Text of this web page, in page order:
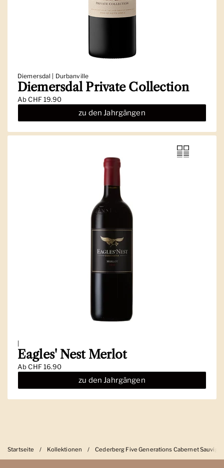
Diemersdal | Durbanville
Diemersdal Private Collection
AbCHF 19.90
zu den Jahrgängen
|
Eagles' Nest Merlot
AbCHF 16.90
zu den Jahrgängen
Startseite / Kollektionen / Cederberg Five Generations Cabernet